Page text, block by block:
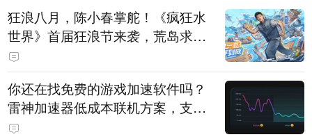
狂浪八月，陈小春掌舵！《疯狂水
世界》首届狂浪节来袭，荒岛求生
直播即将开启
你还在找免费的游戏加速软件吗？
雷神加速器低成本联机方案，支持
免费试用